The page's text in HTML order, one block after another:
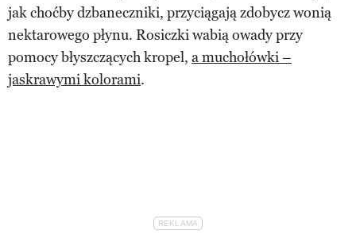
jak choćby dzbaneczniki, przyciągają zdobycz wonią
nektarowego płynu. Rosiczki wabią owady przy
pomocy błyszczących kropel, a muchołówki –
jaskrawymi kolorami.